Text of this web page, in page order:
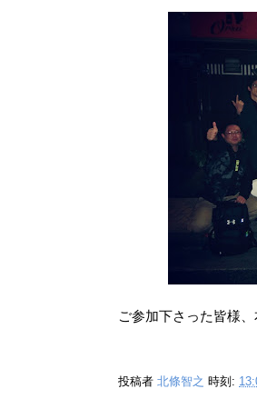
ご参加下さった皆様
投稿者 北條智之 時刻: